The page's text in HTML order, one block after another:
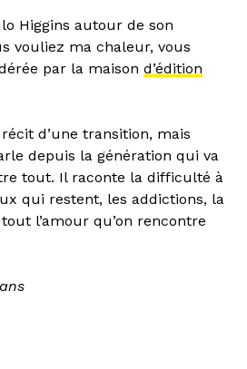
Higgins autour de son
vouliez ma chaleur, vous
par la maison d’édition
d’une transition, mais
depuis la génération qui va
tout. Il raconte la difficulté à
qui restent, les addictions, la
l’amour qu’on rencontre